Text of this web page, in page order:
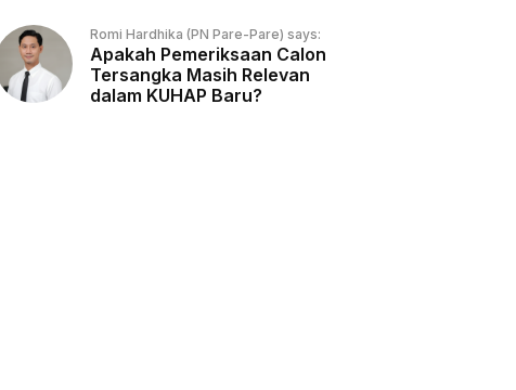
Romi Hardhika (PN Pare-Pare) says:
Apakah Pemeriksaan Calon
Tersangka Masih Relevan
dalam KUHAP Baru?